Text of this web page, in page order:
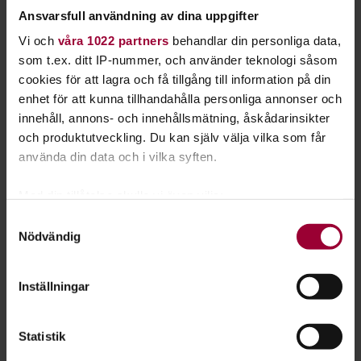
Ansvarsfull användning av dina uppgifter
Vi och våra 1022 partners behandlar din personliga data,
som t.ex. ditt IP-nummer, och använder teknologi såsom
cookies för att lagra och få tillgång till information på din
enhet för att kunna tillhandahålla personliga annonser och
innehåll, annons- och innehållsmätning, åskådarinsikter
och produktutveckling. Du kan själv välja vilka som får
använda din data och i vilka syften.
som kan ha en noggrannhet på upp till flera meter
Ta reda på mer om hur dina personliga uppgifter
Du kan ändra eller dra tillbaka ditt samtycke när som
Nödvändig
Inställningar
Statistik
Vi erbjuder också workshops och möjlighet att nätverka med
andra musiker.
Ansökningsperiod och turnéperiod
Ansökningsperioden för Livekarusellen i Göteborg Sjuhärad
är öppen från 21 maj till 31 augusti.
Turnéperioden sträcker sig från oktober 2026 till januari
Om du har några frågor eller funderingar så tveka inte att
Varmt välkommen med din ansökan till Livekarusellen i